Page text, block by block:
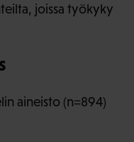
joissa työkyky
aineisto (n=894)